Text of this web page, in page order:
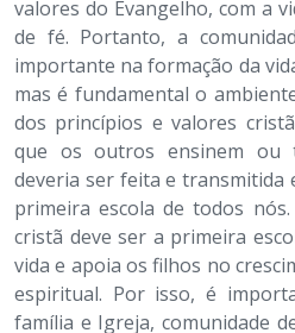
valores do Evangelho, com a
de fé. Portanto, a
importante na formação da
mas é fundamental o
dos princípios e valores
que os outros ensinem ou
deveria ser feita e transmitida
primeira escola de todos
cristã deve ser a primeira
vida e apoia os filhos no
espiritual. Por isso, é
família e Igreja, comunidade